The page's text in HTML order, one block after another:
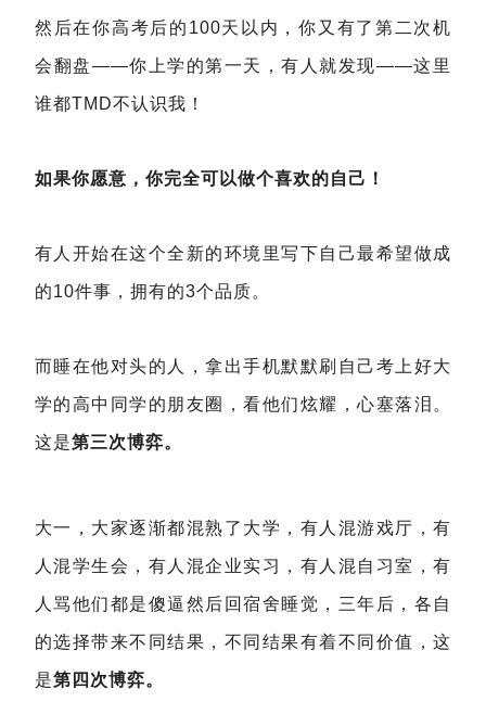
然后在你高考后的100天以内，你又有了第二次机
会翻盘——你上学的第一天，有人就发现——这里
谁都TMD不认识我！
如果你愿意，你完全可以做个喜欢的自己！
有人开始在这个全新的环境里写下自己最希望做成
的10件事，拥有的3个品质。
而睡在他对头的人，拿出手机默默刷自己考上好大
学的高中同学的朋友圈，看他们炫耀，心塞落泪。
这是第三次博弈。
大一，大家逐渐都混熟了大学，有人混游戏厅，有
人混学生会，有人混企业实习，有人混自习室，有
人骂他们都是傻逼然后回宿舍睡觉，三年后，各自
的选择带来不同结果，不同结果有着不同价值，这
是第四次博弈。